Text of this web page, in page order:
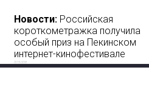
Новости: Российская
короткометражка получила
особый приз на Пекинском
интернет-кинофестивале
07/01/2018